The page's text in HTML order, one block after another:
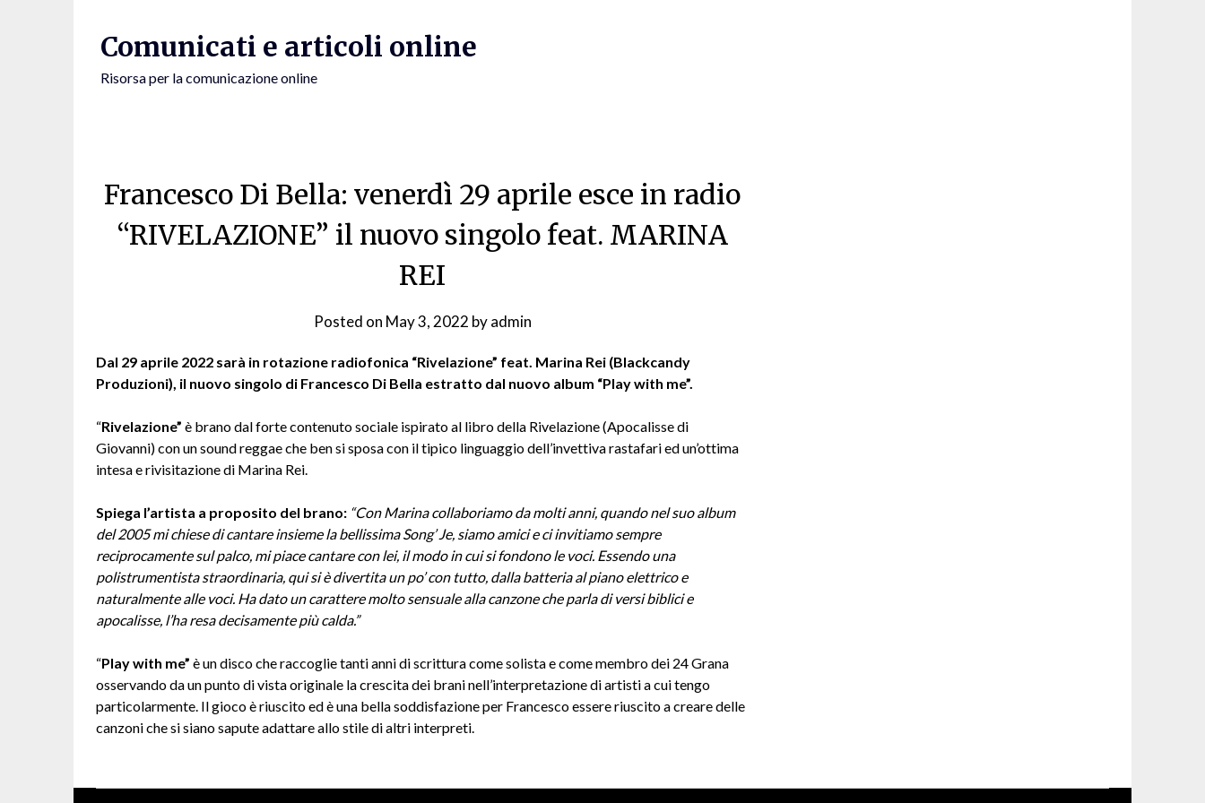
Comunicati e articoli online
Risorsa per la comunicazione online
Francesco Di Bella: venerdì 29 aprile esce in radio
“RIVELAZIONE” il nuovo singolo feat. MARINA
REI
Posted on May 3, 2022 byadmin
Dal 29 aprile 2022 sarà in rotazione radiofonica “Rivelazione” feat. Marina Rei (Blackcandy
Produzioni), il nuovo singolo di Francesco Di Bella estratto dal nuovo album “Play with me”.
“Rivelazione” è brano dal forte contenuto sociale ispirato al libro della Rivelazione (Apocalisse di
Giovanni) con un sound reggae che ben si sposa con il tipico linguaggio dell’invettiva rastafari ed un’ottima
intesa e rivisitazione di Marina Rei.
Spiega l’artista a proposito del brano: “Con Marina collaboriamo da molti anni, quando nel suo album
del 2005 mi chiese di cantare insieme la bellissima Song’ Je, siamo amici e ci invitiamo sempre
reciprocamente sul palco, mi piace cantare con lei, il modo in cui si fondono le voci. Essendo una
polistrumentista straordinaria, qui si è divertita un po’ con tutto, dalla batteria al piano elettrico e
naturalmente alle voci. Ha dato un carattere molto sensuale alla canzone che parla di versi biblici e
apocalisse, l’ha resa decisamente più calda.”
“Play with me” è un disco che raccoglie tanti anni di scrittura come solista e come membro dei 24 Grana
osservando da un punto di vista originale la crescita dei brani nell’interpretazione di artisti a cui tengo
particolarmente. Il gioco è riuscito ed è una bella soddisfazione per Francesco essere riuscito a creare delle
canzoni che si siano sapute adattare allo stile di altri interpreti.